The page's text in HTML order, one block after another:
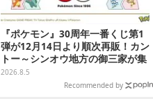
『ポケモン』30周年一番くじ第1
弾が12月14日より順次再販！カン
トー～シンオウ地方の御三家が集
まった時計、ぬいぐるみなど記念
グッズ盛りだくさん
2026.8.5
Recommended by